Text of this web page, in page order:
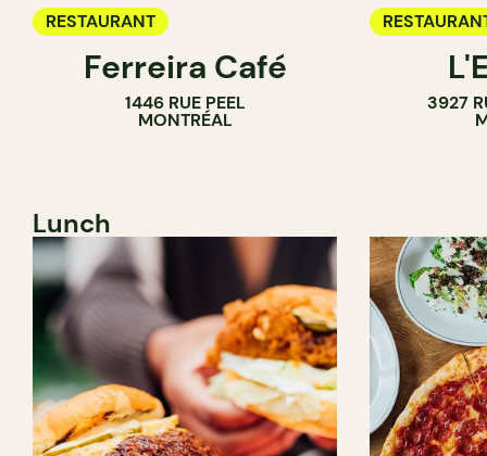
RESTAURANT
Ferreira Café
1446 RUE PEEL
MONTRÉAL
3927
Lunch